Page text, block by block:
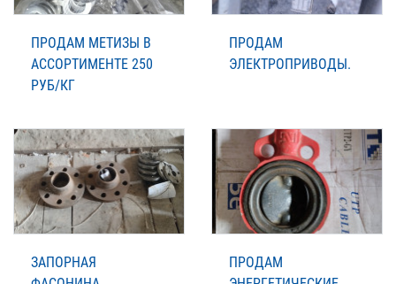
ПРОДАМ МЕТИЗЫ В
АССОРТИМЕНТЕ 250
РУБ/КГ
ПРОДАМ
ЭЛЕКТРОПРИВОДЫ.
ЗАПОРНАЯ
ПРОДАМ